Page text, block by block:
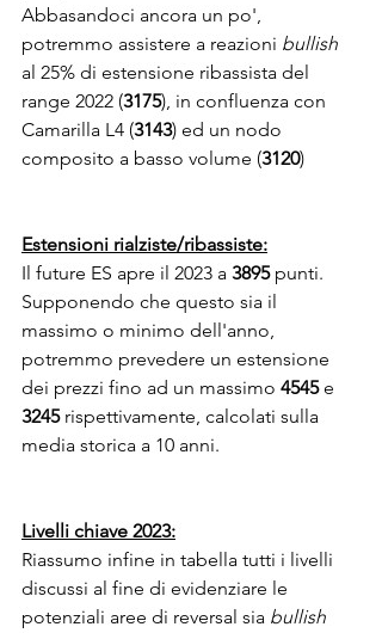
Abbasandoci ancora un po',
potremmo assistere a reazioni bullish
al 25% di estensione ribassista del
range 2022 (3175), in confluenza con
Camarilla L4 (3143) ed un nodo
composito a basso volume (3120)
Estensioni rialziste/ribassiste:
Il future ES apre il 2023 a 3895 punti.
Supponendo che questo sia il
massimo o minimo dell'anno,
potremmo prevedere un estensione
dei prezzi fino ad un massimo 4545 e
3245 rispettivamente, calcolati sulla
media storica a 10 anni.
Livelli chiave 2023:
Riassumo infine in tabella tutti i livelli
discussi al fine di evidenziare le
potenziali aree di reversal sia bullish